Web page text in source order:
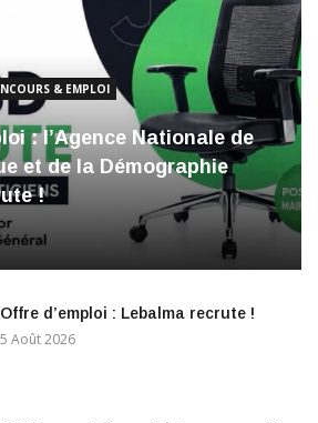
& EMPLOI
: l’Agence Nationale de
et de la Démographie
!
Offre d’emploi : Lebalma recrute !
5 Août 2026